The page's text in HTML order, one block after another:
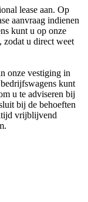
lease aan. Op
aanvraag indienen
kunt u op onze
zodat u direct weet
onze vestiging in
kunt
u te adviseren bij
bij de behoeften
vrijblijvend